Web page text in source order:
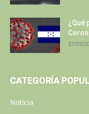
¿Qué
27/03/
CATEGORÍA
Noticia